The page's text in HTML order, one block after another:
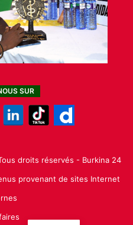
SUR
droits réservés - Burkina 24
provenant de sites Internet